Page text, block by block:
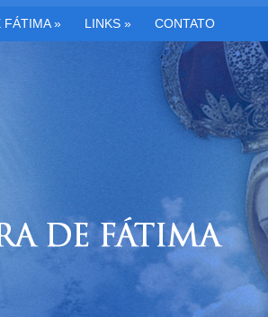
FÁTIMA» LINKS » CONTATO